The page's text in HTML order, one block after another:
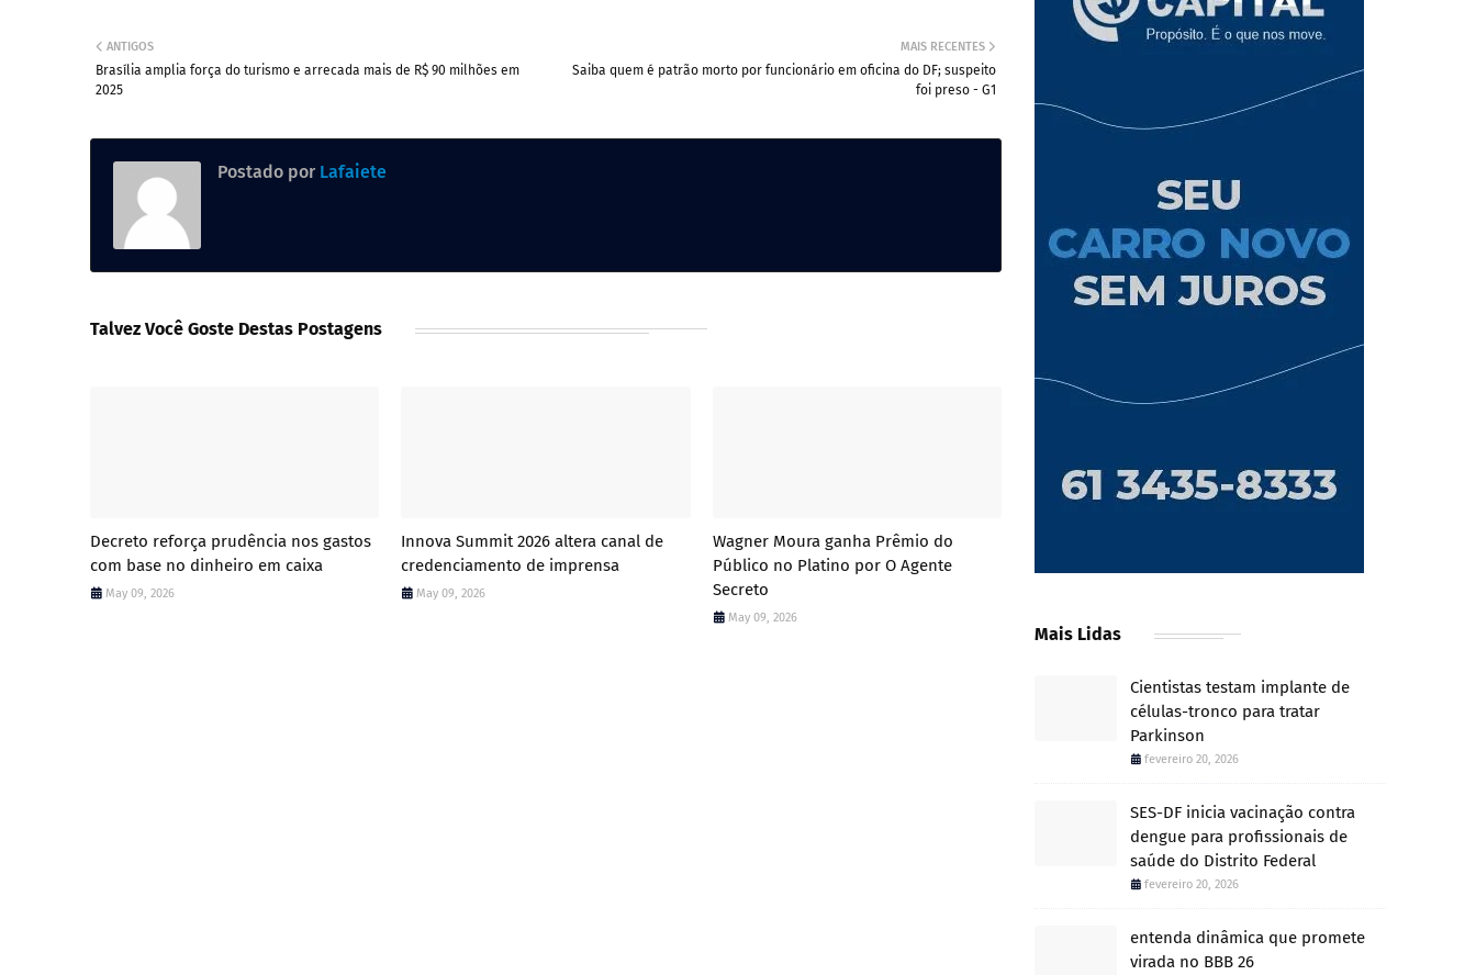
MAIS RECENTES
Saiba quem é patrão morto por funcionário em oficina do DF; suspeito
foi preso - G1
ANTIGOS
Brasília amplia força do turismo e arrecada mais de R$ 90 milhões em
2025
Postado por Lafaiete
Talvez Você Goste Destas Postagens
Decreto reforça prudência nos gastos
com base no dinheiro em caixa
May 09, 2026
Innova Summit 2026 altera canal de
credenciamento de imprensa
May 09, 2026
Wagner Moura ganha Prêmio do
Público no Platino por O Agente
Secreto
May 09, 2026
Mais Lidas
Cientistas testam implante de
células-tronco para tratar
Parkinson
fevereiro 20, 2026
SES-DF inicia vacinação contra
dengue para profissionais de
saúde do Distrito Federal
fevereiro 20, 2026
entenda dinâmica que promete
virada no BBB 26